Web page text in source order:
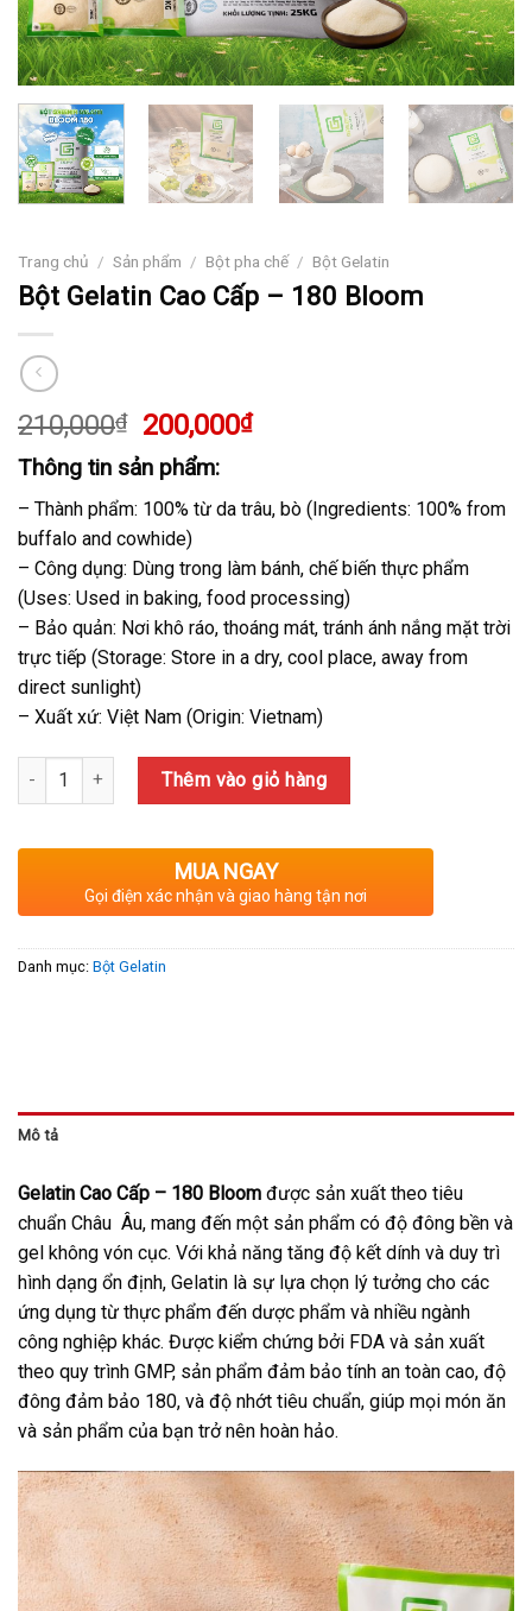
Trang chủ / Sản phẩm / Bột pha chế / Bột Gelatin
Bột Gelatin Cao Cấp – 180 Bloom
210,000₫
Giá
gốc
là:
210,000₫.
200,000₫Giá
là:
Thông tin sản phẩm:
– Thành phẩm: 100% từ da trâu, bò (Ingredients: 100% from
buffalo and cowhide)
– Công dụng: Dùng trong làm bánh, chế biến thực phẩm
(Uses: Used in baking, food processing)
– Bảo quản: Nơi khô ráo, thoáng mát, tránh ánh nắng mặt trời
trực tiếp (Storage: Store in a dry, cool place, away from
direct sunlight)
– Xuất xứ: Việt Nam (Origin: Vietnam)
Số lượng Thêm vào giỏ hàng
MUA NGAY
Gọi điện xác nhận và giao hàng tận nơi
Danh mục: Bột Gelatin
Mô tả
Gelatin Cao Cấp – 180 Bloom được sản xuất theo tiêu
chuẩn Châu Âu, mang đến một sản phẩm có độ đông bền và
gel không vón cục. Với khả năng tăng độ kết dính và duy trì
hình dạng ổn định, Gelatin là sự lựa chọn lý tưởng cho các
ứng dụng từ thực phẩm đến dược phẩm và nhiều ngành
công nghiệp khác. Được kiểm chứng bởi FDA và sản xuất
theo quy trình GMP, sản phẩm đảm bảo tính an toàn cao, độ
đông đảm bảo 180, và độ nhớt tiêu chuẩn, giúp mọi món ăn
và sản phẩm của bạn trở nên hoàn hảo.